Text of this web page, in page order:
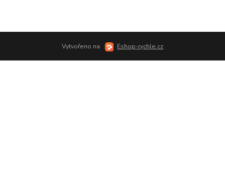
Vytvořeno na Eshop-rychle.cz